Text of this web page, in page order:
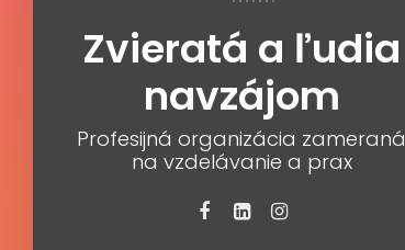
Zvieratá a ľudia
navzájom
Profesijná organizácia zameraná
na vzdelávanie a prax